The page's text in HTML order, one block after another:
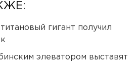
гигант получил
элеватором выставят